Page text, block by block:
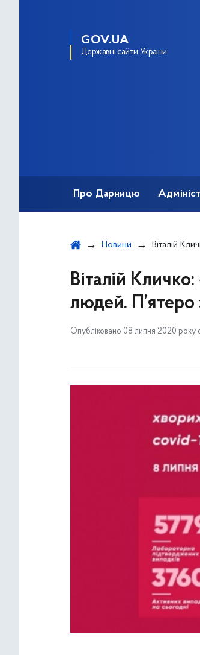
GOV.UA
Державні сайти України
Про Дарницю
Новини Віталій Кличко:
Віталій
людей.
Опубліковано 08 липня 2020 року